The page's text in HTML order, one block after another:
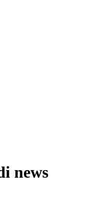
news